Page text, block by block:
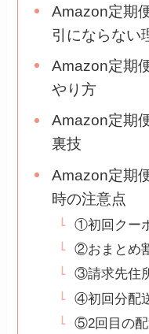
Amazon定期
引にならない
Amazon定期
やり方
Amazon定期
裏技
Amazon定期
時の注意点
①初回クー
②おまとめ
③請求先住
④初回分配
⑤2回目の配